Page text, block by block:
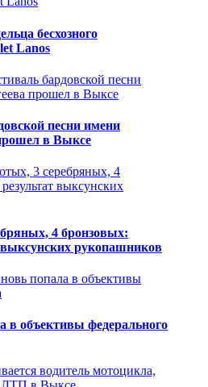
бесхозного
Lanos
песни имени
в Выксе
4 бронзовых:
рукопашников
в объективы федерального